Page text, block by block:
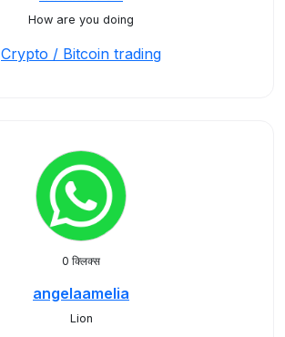
How are you doing
Crypto / Bitcoin trading
0 क्लिक्स
angelaamelia
Lion